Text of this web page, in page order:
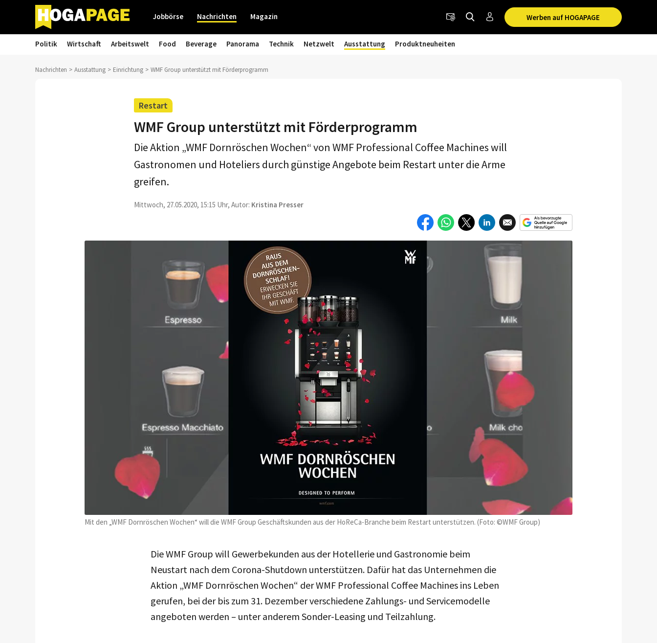
Werben auf HOGAPAGE
Jobbörse Nachrichten Magazin
Politik Wirtschaft Arbeitswelt Food Beverage Panorama Technik Netzwelt Ausstattung Produktneuheiten
Nachrichten Ausstattung Einrichtung WMF Group unterstützt mit Förderprogramm
Restart
WMF Group unterstützt mit Förderprogramm
Mit den „WMF Dornröschen Wochen“ will die WMF Group Geschäftskunden aus der HoReCa-Branche beim Restart unterstützen. (Foto: ©WMF Group)
Die Aktion „WMF Dornröschen Wochen“ von WMF Professional Coffee Machines will
Gastronomen und Hoteliers durch günstige Angebote beim Restart unter die Arme
greifen.
Mittwoch, 27.05.2020, 15:15 Uhr, Autor: Kristina Presser
Die WMF Group will Gewerbekunden aus der Hotellerie und Gastronomie beim
Neustart nach dem Corona-Shutdown unterstützen. Dafür hat das Unternehmen die
Aktion „WMF Dornröschen Wochen“ der WMF Professional Coffee Machines ins Leben
gerufen, bei der bis zum 31. Dezember verschiedene Zahlungs- und Servicemodelle
angeboten werden – unter anderem Sonder-Leasing und Teilzahlung.